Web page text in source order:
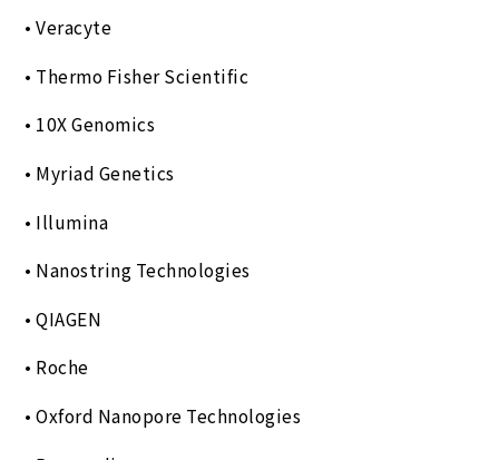
• Veracyte
• Thermo Fisher Scientific
• 10X Genomics
• Myriad Genetics
• Illumina
• Nanostring Technologies
• QIAGEN
• Roche
• Oxford Nanopore Technologies